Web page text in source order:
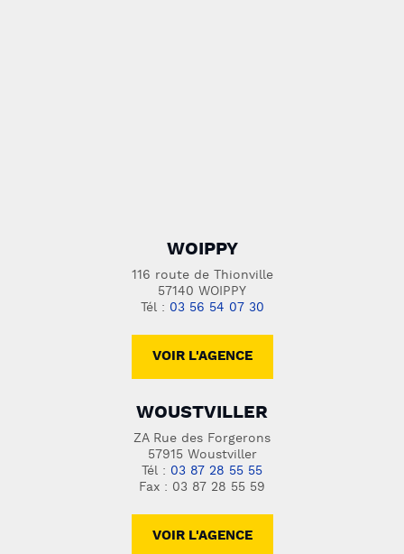
WOIPPY
116 route de Thionville
57140 WOIPPY
Tél : 03 56 54 07 30
VOIR L'AGENCE
WOUSTVILLER
ZA Rue des Forgerons
57915 Woustviller
Tél : 03 87 28 55 55
Fax : 03 87 28 55 59
VOIR L'AGENCE